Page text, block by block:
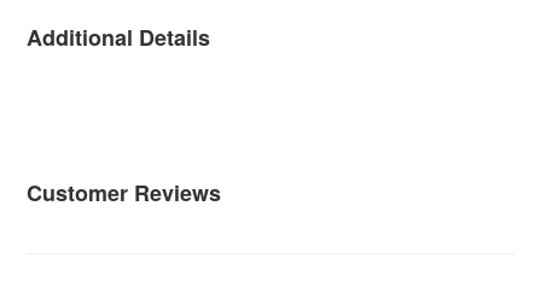
Additional Details
Customer Reviews